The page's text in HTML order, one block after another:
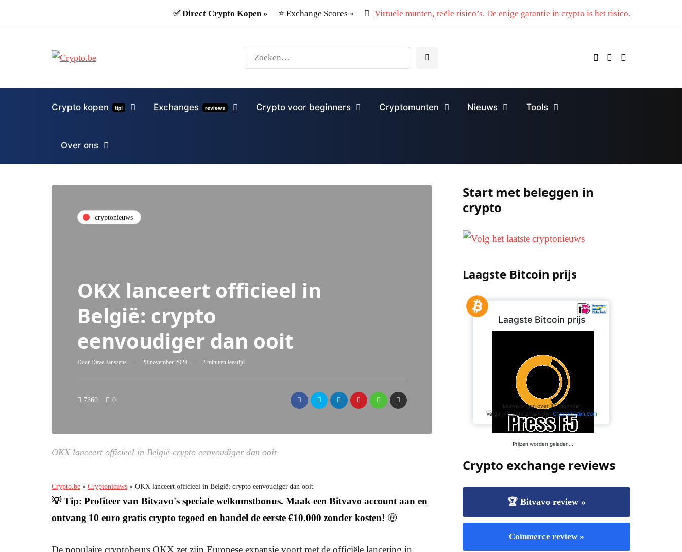
⭐ Exchange Scores »
✅ Direct Crypto Kopen » Virtuele munten, reële risico’s. De enige garantie in crypto is het risico.
Crypto kopen tip! Exchanges reviews Crypto voor beginners Cryptomunten Nieuws Tools
Over ons
cryptonieuws
OKX lanceert officieel in
België: crypto
eenvoudiger dan ooit
Door Dave Janssens 28 november 2024 2 minuten leestijd
7360 0
OKX lanceert officieel in België crypto eenvoudiger dan ooit
Crypto.be » Cryptonieuws » OKX lanceert officieel in België: crypto eenvoudiger dan ooit
💡 Tip: Profiteer van Bitvavo's speciale welkomstbonus. Maak een Bitvavo account aan en
ontvang 10 euro gratis crypto tegoed en handel de eerste €10.000 zonder kosten! 🤑
De populaire cryptobeurs OKX zet zijn Europese expansie voort met de officiële lancering in
Start met beleggen in
crypto
Laagste Bitcoin prijs
Crypto exchange reviews
🏆 Bitvavo review »
Coinmerce review »